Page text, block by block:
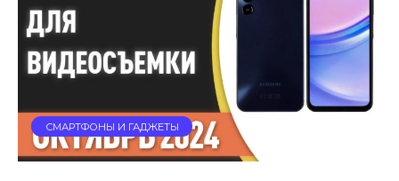
СМАРТФОНЫ И ГАДЖЕТЫ